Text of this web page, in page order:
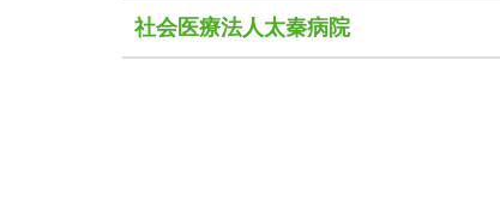
社会医療法人太秦病院